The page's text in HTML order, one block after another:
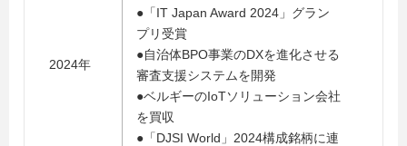
2024年
●「IT Japan Award 2024」グラン
プリ受賞
●自治体BPO事業のDXを進化させる
審査支援システムを開発
●ベルギーのIoTソリューション会社
を買収
●「DJSI World」2024構成銘柄に連